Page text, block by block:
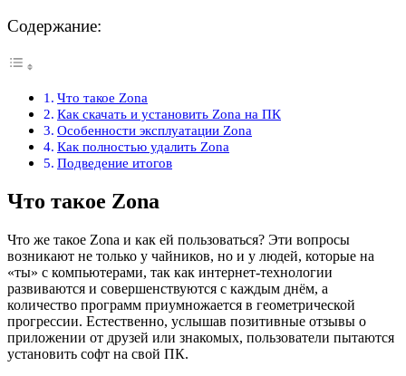
Содержание:
Что такое Zona
Как скачать и установить Zona на ПК
Особенности эксплуатации Zona
Как полностью удалить Zona
Подведение итогов
Что такое Zona
Что же такое Zona и как ей пользоваться? Эти вопросы
возникают не только у чайников, но и у людей, которые на
«ты» с компьютерами, так как интернет-технологии
развиваются и совершенствуются с каждым днём, а
количество программ приумножается в геометрической
прогрессии. Естественно, услышав позитивные отзывы о
приложении от друзей или знакомых, пользователи пытаются
установить софт на свой ПК.